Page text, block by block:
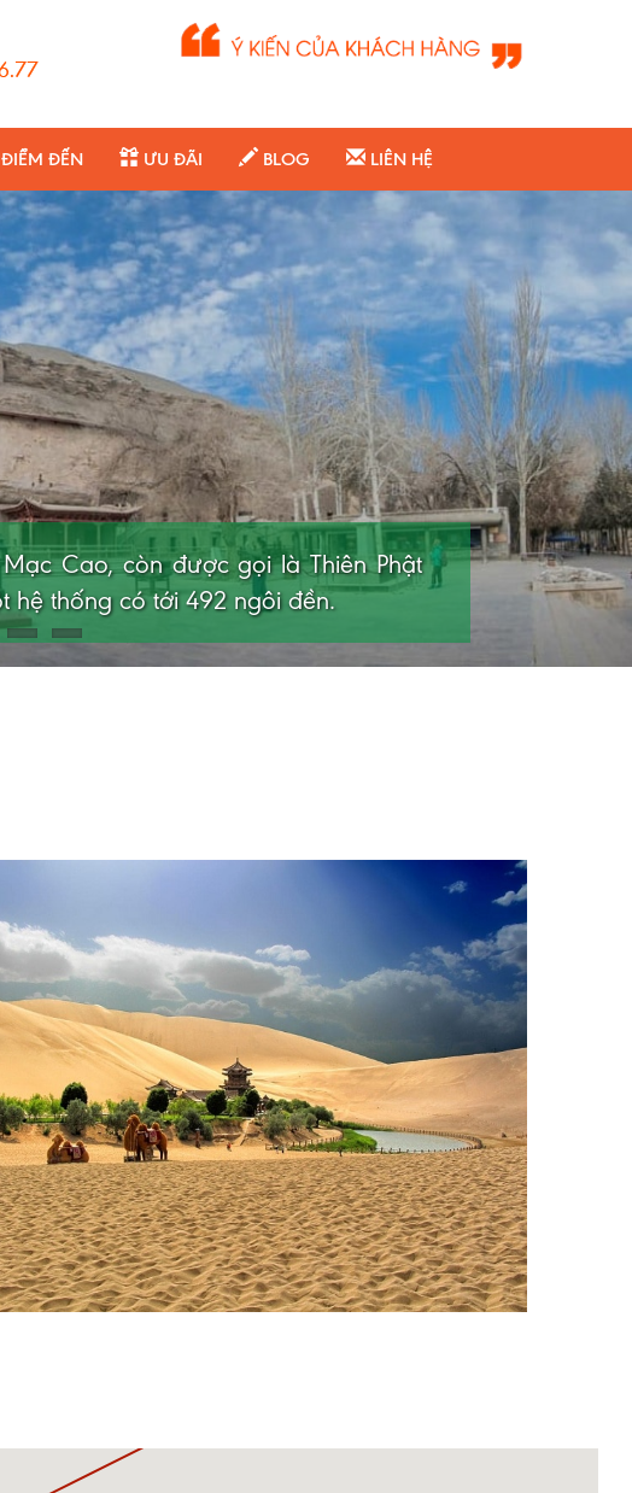
ĐẾN ƯU ĐÃI BLOG LIÊN HỆ
hồ nước có hình như trăng lưỡi
một ốc đảo cách thành phố Đôn
về phía tây nam. Cảnh đẹp nơi đât,
gì một cung điện giữa sa mạc hoang